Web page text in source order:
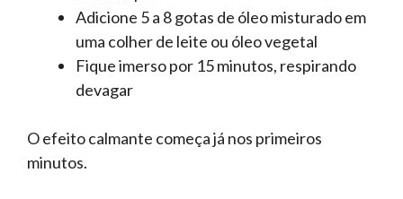
Adicione 5 a 8 gotas de óleo misturado em
uma colher de leite ou óleo vegetal
Fique imerso por 15 minutos, respirando
devagar
O efeito calmante começa já nos primeiros
minutos.